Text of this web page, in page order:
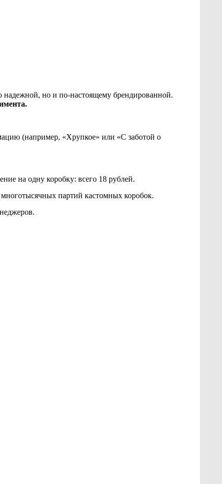
надежной, но и по-настоящему брендированной.
(например, «Хрупкое» или «С заботой о
на одну коробку: всего 18 рублей.
партий кастомных коробок.